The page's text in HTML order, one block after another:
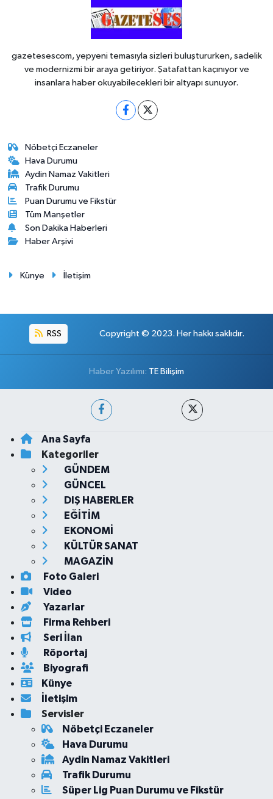
gazetesescom, yepyeni temasıyla sizleri buluştururken, sadelik
ve modernizmi bir araya getiriyor. Şatafattan kaçınıyor ve
insanlara haber okuyabilecekleri bir altyapı sunuyor.
Nöbetçi Eczaneler
Hava Durumu
Aydin Namaz Vakitleri
Trafik Durumu
Puan Durumu ve Fikstür
Tüm Manşetler
Son Dakika Haberleri
Haber Arşivi
Künye İletişim
RSS Copyright © 2023. Her hakkı saklıdır.
Haber Yazılımı: TE Bilişim
Ana Sayfa
Kategoriler
GÜNDEM
GÜNCEL
DIŞ HABERLER
EĞİTİM
EKONOMİ
KÜLTÜR SANAT
MAGAZİN
Foto Galeri
Video
Yazarlar
Firma Rehberi
Seri İlan
Röportaj
Biyografi
Künye
İletişim
Servisler
Nöbetçi Eczaneler
Hava Durumu
Aydin Namaz Vakitleri
Trafik Durumu
Süper Lig Puan Durumu ve Fikstür